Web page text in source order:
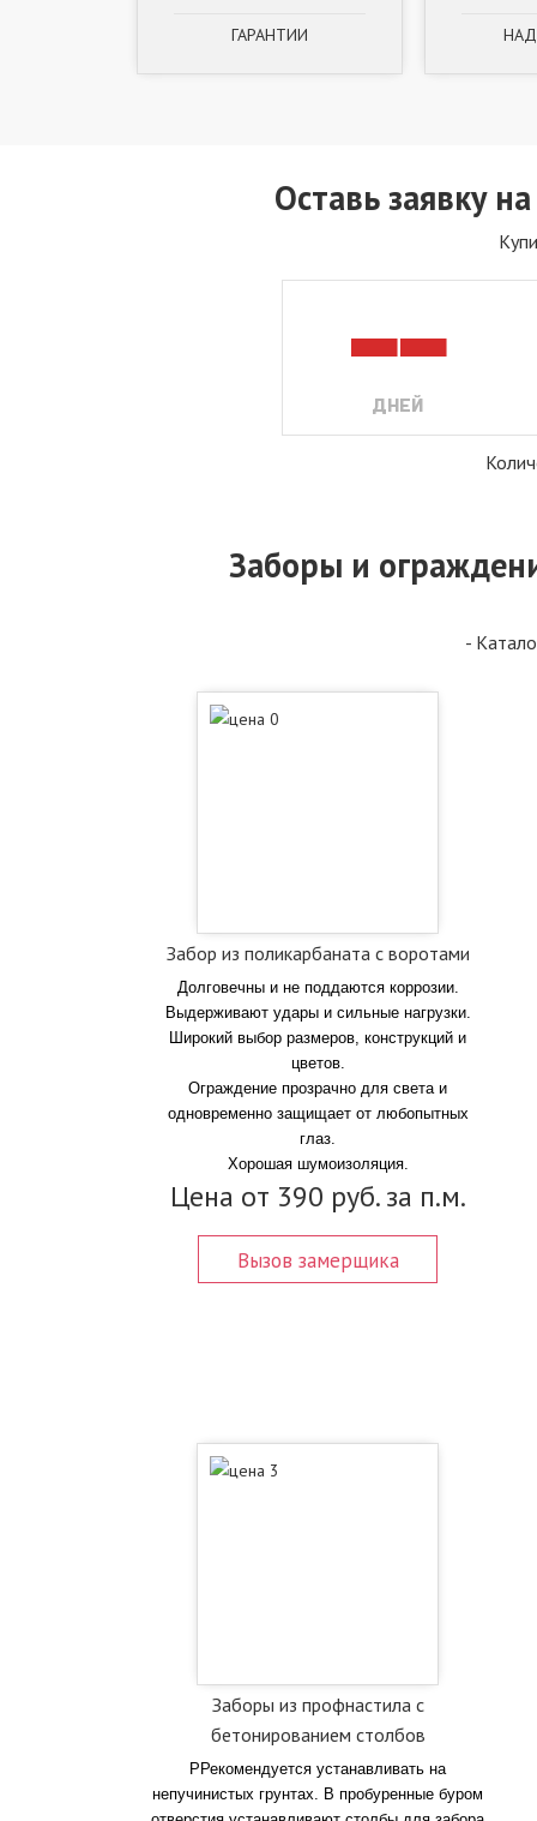
ГАРАНТИИ
Оставь заявку
--
ДНЕЙ
Заборы и
-
Забор из поликарбаната с воротами
Долговечны и не поддаются коррозии.
Выдерживают удары и сильные нагрузки.
Широкий выбор размеров, конструкций и
цветов.
Ограждение прозрачно для света и
одновременно защищает от любопытных
глаз.
Хорошая шумоизоляция.
Цена от 390 руб. за п.м.
Вызов замерщика
Заборы из профнастила с
бетонированием столбов
РРекомендуется устанавливать на
непучинистых грунтах. В пробуренные буром